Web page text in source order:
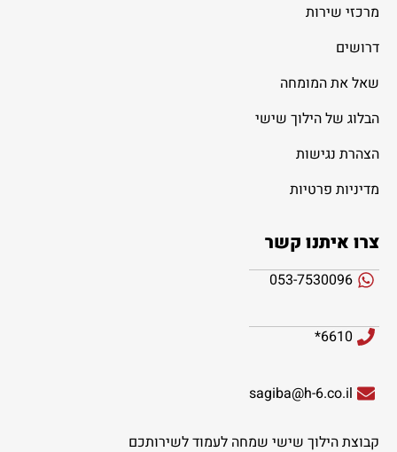
מרכזי שירות
דרושים
שאל את המומחה
הבלוג של הילוך שישי
הצהרת נגישות
מדיניות פרטיות
צרו איתנו קשר
053-7530096
6610*
sagiba@h-6.co.il
קבוצת הילוך שישי שמחה לעמוד לשירותכם